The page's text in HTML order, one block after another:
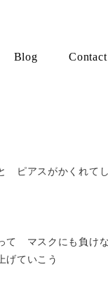
Blog Contact
ピアスがかくれて
て マスクにも負
ていこう